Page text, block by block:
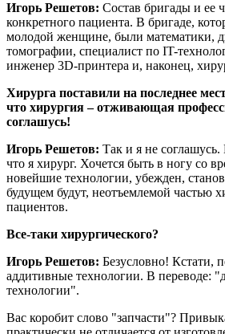
Игорь Решетов: Состав бригады и ее
конкретного пациента. В бригаде,
молодой женщине, были математики,
томографии, специалист по IT-
инженер 3D-принтера и, наконец,
Хирурга поставили на последнее
что хирургия – отживающая
соглашусь!
Игорь Решетов: Так и я не
что я хирург. Хочется быть в ногу со
новейшие технологии, убежден,
будущем будут, неотъемлемой частью
пациентов.
Все-таки хирургического?
Игорь Решетов: Безусловно! Кстати,
аддитивные технологии. В переводе:
технологии".
Вас коробит слово "запчасти"?